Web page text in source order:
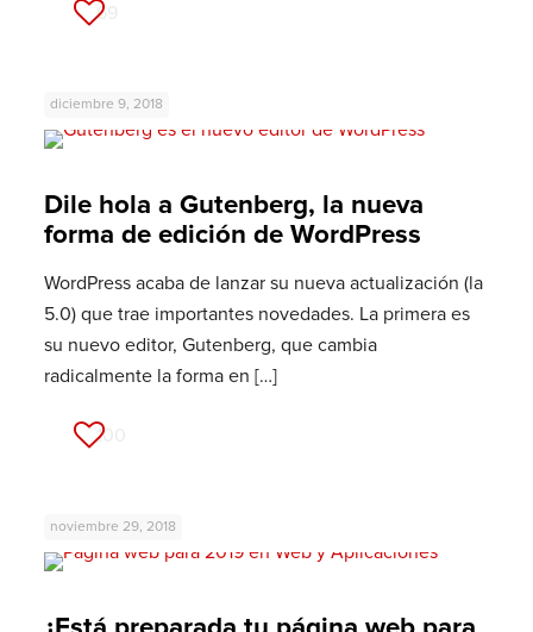
69
diciembre 9, 2018
Dile hola a Gutenberg, la nueva
forma de edición de WordPress
WordPress acaba de lanzar su nueva actualización (la
5.0) que trae importantes novedades. La primera es
su nuevo editor, Gutenberg, que cambia
radicalmente la forma en […]
100
noviembre 29, 2018